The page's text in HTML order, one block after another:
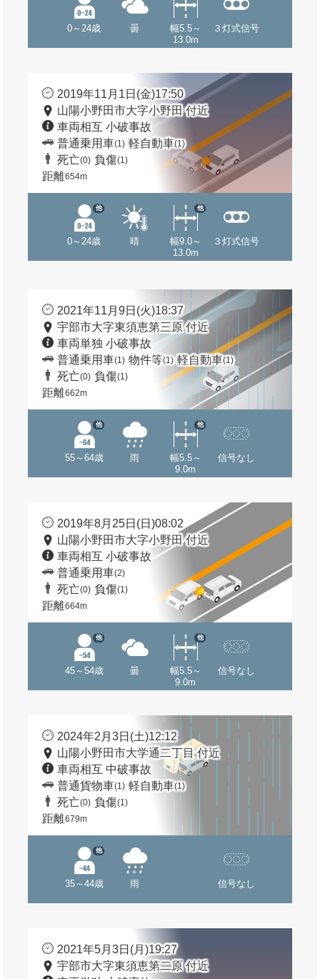
0～24歳 曇
幅5.5～
13.0m
３灯式信号
2019年11月1日(金)17:50
山陽小野田市大字小野田 付近
車両相互 小破事故
普通乗用車(1) 軽自動車(1)
死亡(0) 負傷(1)
距離654m
0～24歳
他
晴
幅9.0～
13.0m
他
３灯式信号
2021年11月9日(火)18:37
宇部市大字東須恵第三原 付近
車両単独 小破事故
普通乗用車(1) 物件等(1) 軽自動車(1)
死亡(0) 負傷(1)
距離662m
55～64歳
他
雨
幅5.5～
9.0m
他
信号なし
2019年8月25日(日)08:02
山陽小野田市大字小野田 付近
車両相互 小破事故
普通乗用車(2)
死亡(0) 負傷(1)
距離664m
45～54歳
他
曇
幅5.5～
9.0m
他
信号なし
2024年2月3日(土)12:12
山陽小野田市大学通二丁目 付近
車両相互 中破事故
普通貨物車(1) 軽自動車(1)
死亡(0) 負傷(1)
距離679m
35～44歳
他
雨 信号なし
2021年5月3日(月)19:27
宇部市大字東須恵第二原 付近